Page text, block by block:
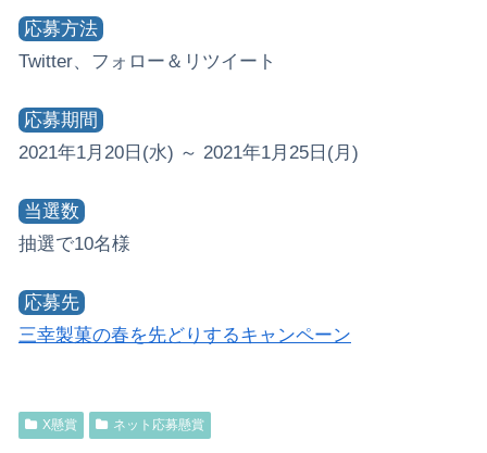
応募方法
Twitter、フォロー＆リツイート
応募期間
2021年1月20日(水) ～ 2021年1月25日(月)
当選数
抽選で10名様
応募先
三幸製菓の春を先どりするキャンペーン
X懸賞 ネット応募懸賞